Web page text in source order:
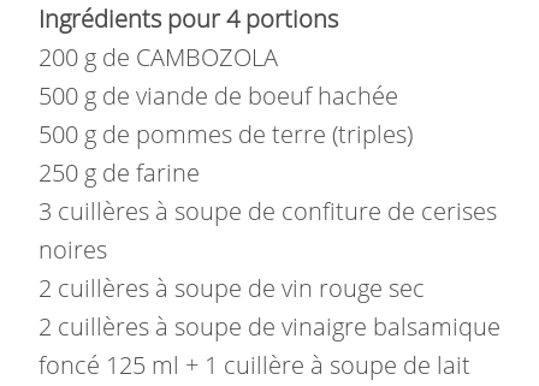
Ingrédients pour 4 portions
200 g de CAMBOZOLA
500 g de viande de boeuf hachée
500 g de pommes de terre (triples)
250 g de farine
3 cuillères à soupe de confiture de cerises
noires
2 cuillères à soupe de vin rouge sec
2 cuillères à soupe de vinaigre balsamique
foncé 125 ml + 1 cuillère à soupe de lait